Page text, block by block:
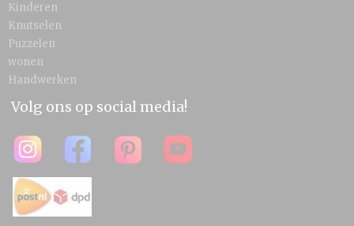
Kinderen
Knutselen
Puzzelen
wonen
Handwerken
Volg ons op social media!